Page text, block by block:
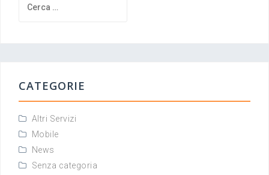
per:
CATEGORIE
Altri Servizi
Mobile
News
Senza categoria